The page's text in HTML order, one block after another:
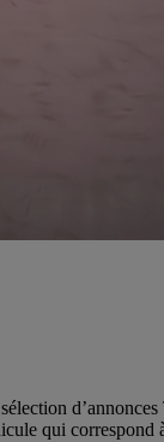
qui correspond